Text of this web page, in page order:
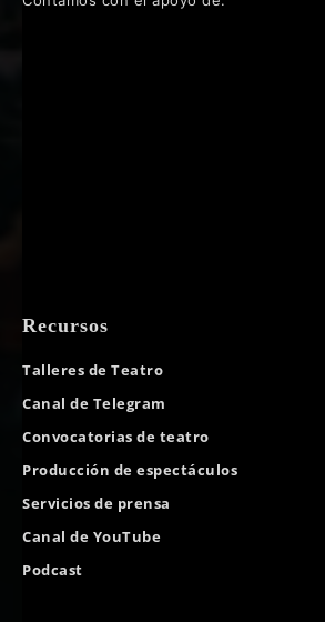
Recursos
Talleres de Teatro
Canal de Telegram
Convocatorias de teatro
Producción de espectáculos
Servicios de prensa
Canal de YouTube
Podcast